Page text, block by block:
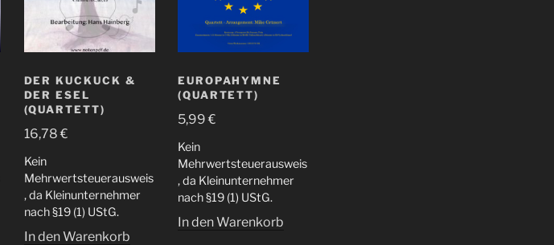
DER KUCKUCK &
DER ESEL
(QUARTETT)
16,78€
Kein
Mehrwertsteuerausweis
, da Kleinunternehmer
nach §19 (1) UStG.
In den Warenkorb
EUROPAHYMNE
(QUARTETT)
5,99€
Kein
Mehrwertsteuerausweis
, da Kleinunternehmer
nach §19 (1) UStG.
In den Warenkorb